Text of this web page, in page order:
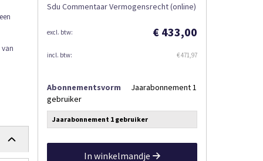
Sdu Commentaar Vermogensrecht (online)
€ 433,00
€ 471,97
Abonnementsvorm
Jaarabonnement 1
gebruiker
Jaarabonnement 1 gebruiker
In winkelmandje